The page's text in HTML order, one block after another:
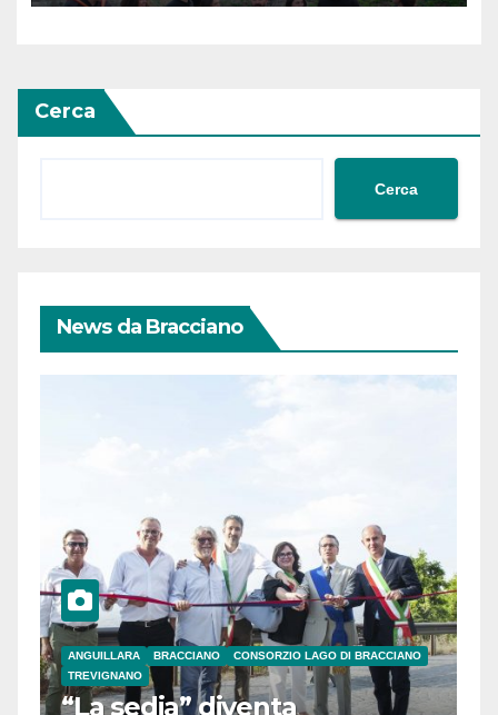
Cerca
Cerca
News da Bracciano
ANGUILLARA BRACCIANO
CONSORZIO LAGO DI BRACCIANO
TREVIGNANO
“La sedia” diventa